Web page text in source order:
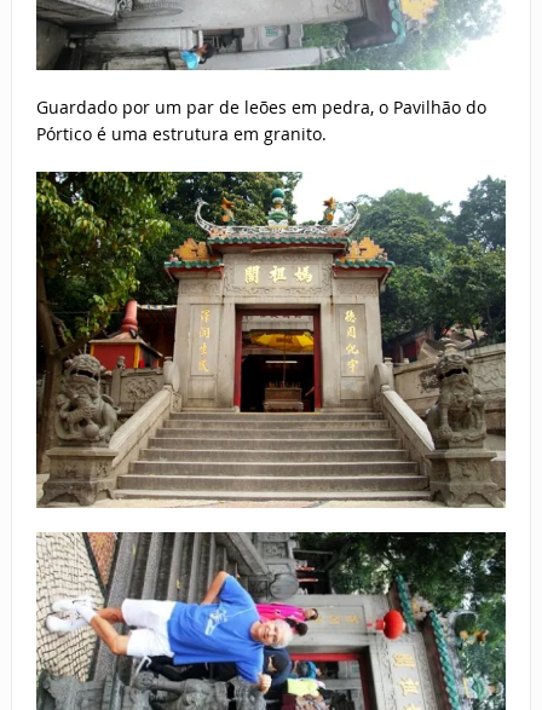
Guardado por um par de leões em pedra, o Pavilhão do
Pórtico é uma estrutura em granito.